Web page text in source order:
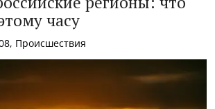
регионы: что
часу
Происшествия